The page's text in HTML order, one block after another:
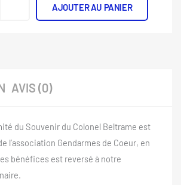
AJOUTER AU PANIER
AVIS (0)
du Souvenir du Colonel Beltrame est
l’association Gendarmes de Coeur, en
bénéfices est reversé à notre